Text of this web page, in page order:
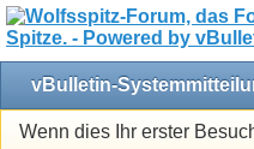
vBulletin-
Wenn dies Ihr erster